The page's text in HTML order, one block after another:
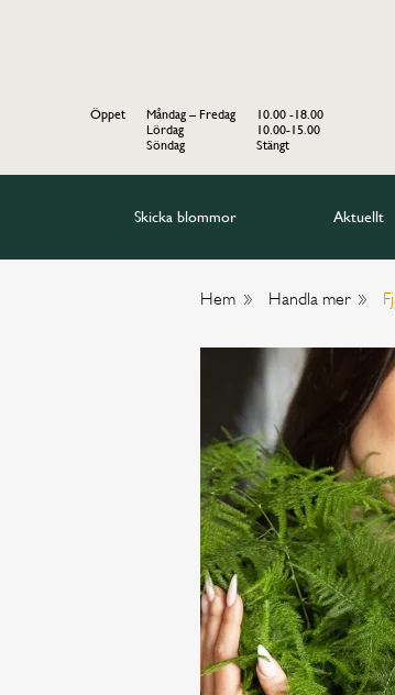
Öppet Måndag – Fredag
10.00 -18.00
Lördag
10.00-15.00
Söndag
Stängt
Skicka blommor Aktuellt
Hem Handla mer